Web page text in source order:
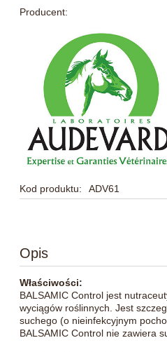
Producent:
Kod produktu: ADV61
Opis
Właściwości:
BALSAMIC Control jest
wyciągów roślinnych. Jest
suchego (o nieinfekcyjnym
BALSAMIC Control nie zawiera